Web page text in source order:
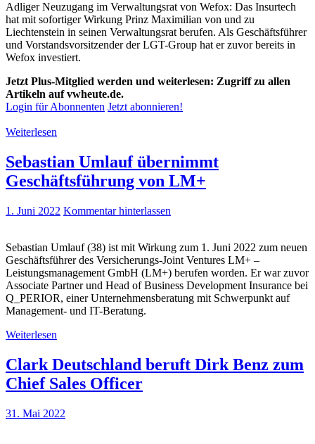
Adliger Neuzugang im Verwaltungsrat von Wefox: Das Insurtech
hat mit sofortiger Wirkung Prinz Maximilian von und zu
Liechtenstein in seinen Verwaltungsrat berufen. Als Geschäftsführer
und Vorstandsvorsitzender der LGT-Group hat er zuvor bereits in
Wefox investiert.
Jetzt Plus-Mitglied werden und weiterlesen: Zugriff zu allen
Artikeln auf vwheute.de.
Login für Abonnenten Jetzt abonnieren!
Weiterlesen
Sebastian Umlauf übernimmt
Geschäftsführung von LM+
1. Juni 2022 Kommentar hinterlassen
Sebastian Umlauf (38) ist mit Wirkung zum 1. Juni 2022 zum neuen
Geschäftsführer des Versicherungs-Joint Ventures LM+ –
Leistungsmanagement GmbH (LM+) berufen worden. Er war zuvor
Associate Partner und Head of Business Development Insurance bei
Q_PERIOR, einer Unternehmensberatung mit Schwerpunkt auf
Management- und IT-Beratung.
Weiterlesen
Clark Deutschland beruft Dirk Benz zum
Chief Sales Officer
31. Mai 2022